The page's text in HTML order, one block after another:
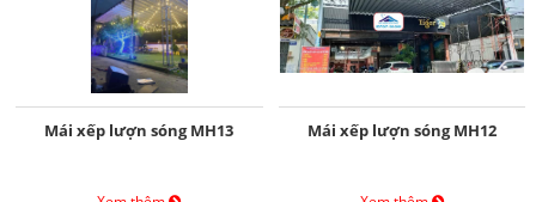
Mái xếp lượn sóng MH13 Mái xếp lượn sóng MH12